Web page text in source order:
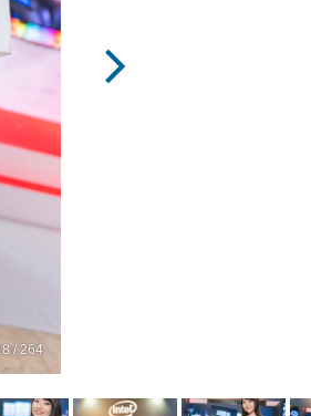
/ 264